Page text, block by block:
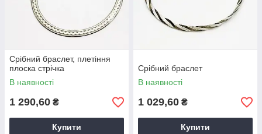
Срібний браслет, плетіння
плоска стрічка
В наявності
1 290,60 ₴
Купити
Срібний браслет
В наявності
1 029,60 ₴
Купити